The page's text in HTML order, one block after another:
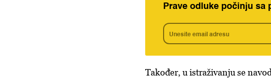
Prave odluke počinju sa
Također, u istraživanju se